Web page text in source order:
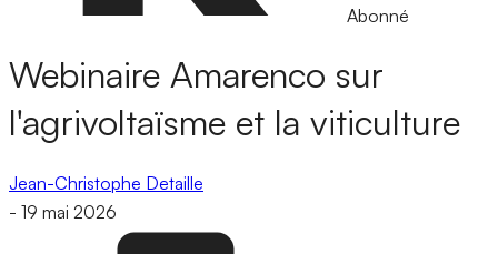
Abonné
Webinaire Amarenco sur
l'agrivoltaïsme et la viticulture
Jean-Christophe Detaille
- 19 mai 2026